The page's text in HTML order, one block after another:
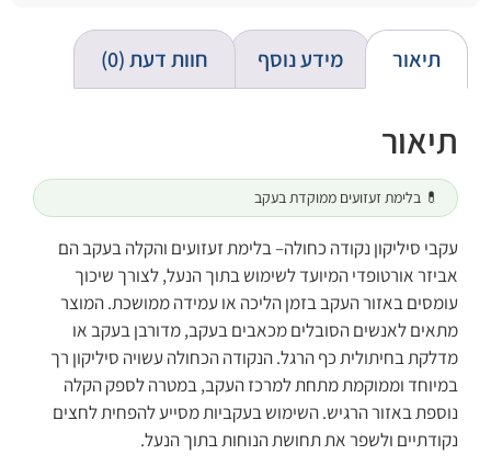
תיאור מידע נוסף חוות דעת (0)
תיאור
💊 בלימת זעזועים ממוקדת בעקב
עקבי סיליקון נקודה כחולה– בלימת זעזועים והקלה בעקב הם
אביזר אורטופדי המיועד לשימוש בתוך הנעל, לצורך שיכוך
עומסים באזור העקב בזמן הליכה או עמידה ממושכת. המוצר
מתאים לאנשים הסובלים מכאבים בעקב, מדורבן בעקב או
מדלקת בחיתולית כף הרגל. הנקודה הכחולה עשויה סיליקון רך
במיוחד וממוקמת מתחת למרכז העקב, במטרה לספק הקלה
נוספת באזור הרגיש. השימוש בעקביות מסייע להפחית לחצים
נקודתיים ולשפר את תחושת הנוחות בתוך הנעל.